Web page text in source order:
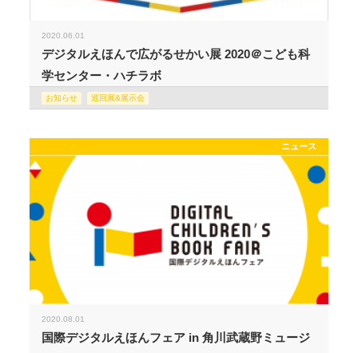
2020.06.01
デジタルえほんで広がるせかい展 2020＠こども科
学センター・ハチラボ
お知らせ 巡回展&展示会
ニュース
2020.08.01
国際デジタルえほんフェア in 角川武蔵野ミュージ